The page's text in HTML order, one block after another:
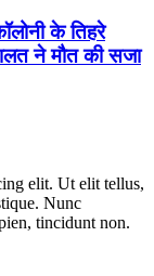
के तिहरे
ने मौत की सजा
elit. Ut elit tellus,
Nunc
tincidunt non.